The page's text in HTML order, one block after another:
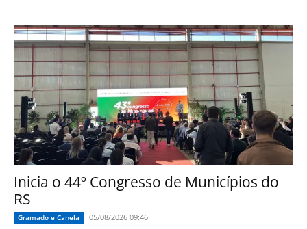
Inicia o 44º Congresso de Municípios do
RS
Gramado e Canela 05/08/2026 09:46